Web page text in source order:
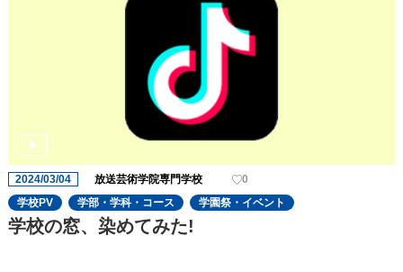
2024/03/04 放送芸術学院専門学校
0
学校PV
学部・学科・コース 学園祭・イベント
学校の窓、染めてみた!